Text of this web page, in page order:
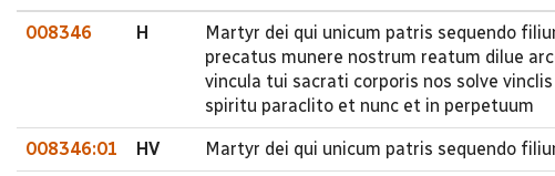
008346 H
Martyr dei qui unicum patris sequendo
precatus munere nostrum reatum dilue
vincula tui sacrati corporis nos solve
spiritu paraclito et nunc et in perpetuum
008346:01 HV Martyr dei qui unicum patris sequendo